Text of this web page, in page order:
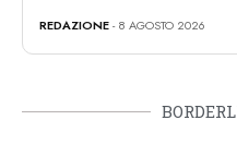
REDAZIONE- 8 AGOSTO 2026